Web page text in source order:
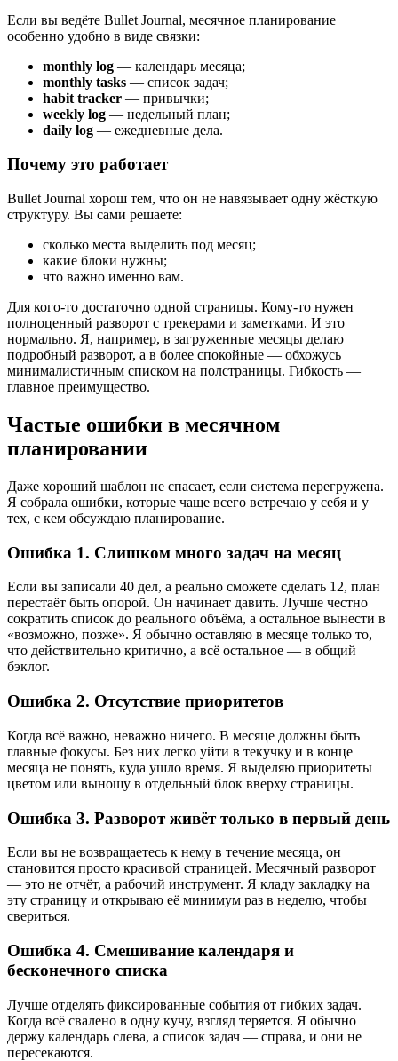
Если вы ведёте Bullet Journal, месячное планирование
особенно удобно в виде связки:
monthly log — календарь месяца;
monthly tasks — список задач;
habit tracker — привычки;
weekly log — недельный план;
daily log — ежедневные дела.
Почему это работает
Bullet Journal хорош тем, что он не навязывает одну жёсткую
структуру. Вы сами решаете:
сколько места выделить под месяц;
какие блоки нужны;
что важно именно вам.
Для кого-то достаточно одной страницы. Кому-то нужен
полноценный разворот с трекерами и заметками. И это
нормально. Я, например, в загруженные месяцы делаю
подробный разворот, а в более спокойные — обхожусь
минималистичным списком на полстраницы. Гибкость —
главное преимущество.
Частые ошибки в месячном
планировании
Даже хороший шаблон не спасает, если система перегружена.
Я собрала ошибки, которые чаще всего встречаю у себя и у
тех, с кем обсуждаю планирование.
Ошибка 1. Слишком много задач на месяц
Если вы записали 40 дел, а реально сможете сделать 12, план
перестаёт быть опорой. Он начинает давить. Лучше честно
сократить список до реального объёма, а остальное вынести в
«возможно, позже». Я обычно оставляю в месяце только то,
что действительно критично, а всё остальное — в общий
бэклог.
Ошибка 2. Отсутствие приоритетов
Когда всё важно, неважно ничего. В месяце должны быть
главные фокусы. Без них легко уйти в текучку и в конце
месяца не понять, куда ушло время. Я выделяю приоритеты
цветом или выношу в отдельный блок вверху страницы.
Ошибка 3. Разворот живёт только в первый день
Если вы не возвращаетесь к нему в течение месяца, он
становится просто красивой страницей. Месячный разворот
— это не отчёт, а рабочий инструмент. Я кладу закладку на
эту страницу и открываю её минимум раз в неделю, чтобы
свериться.
Ошибка 4. Смешивание календаря и
бесконечного списка
Лучше отделять фиксированные события от гибких задач.
Когда всё свалено в одну кучу, взгляд теряется. Я обычно
держу календарь слева, а список задач — справа, и они не
пересекаются.